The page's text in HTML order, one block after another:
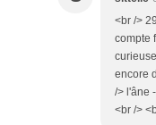
<br />
compte
encore
/> l'âne
<br />